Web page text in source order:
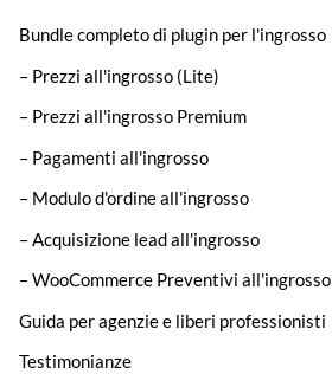
Bundle completo di plugin per l'ingrosso
– Prezzi all'ingrosso (Lite)
– Prezzi all'ingrosso Premium
– Pagamenti all'ingrosso
– Modulo d'ordine all'ingrosso
– Acquisizione lead all'ingrosso
– WooCommerce Preventivi all'ingrosso
Guida per agenzie e liberi professionisti
Testimonianze